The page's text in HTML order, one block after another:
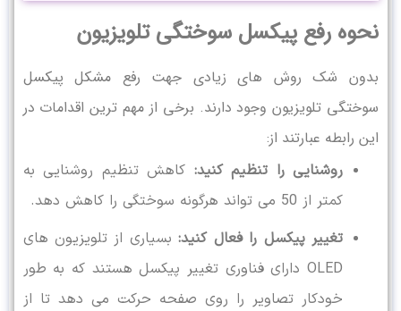
نحوه رفع پیکسل سوختگی تلویزیون
بدون شک روش های زیادی جهت رفع مشکل پیکسل
سوختگی تلویزیون وجود دارند. برخی از مهم ترین اقدامات در
این رابطه عبارتند از:
روشنایی را تنظیم کنید: کاهش تنظیم روشنایی به
کمتر از 50 می ‌تواند هرگونه سوختگی را کاهش دهد.
تغییر پیکسل را فعال کنید:بسیاری از تلویزیون‌ های
OLED دارای فناوری تغییر پیکسل هستند که به طور
خودکار تصاویر را روی صفحه حرکت می‌ دهد تا از